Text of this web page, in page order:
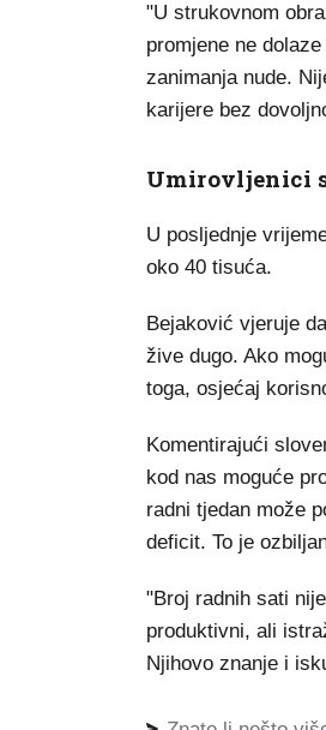
"U strukovnom
promjene ne
zanimanja nude.
karijere bez
Umirovljenici
U posljednje
oko 40 tisuća.
Bejaković vjeruje
žive dugo. Ako
toga, osjećaj
Komentirajući
kod nas moguće
radni tjedan može
deficit. To je
"Broj radnih sati
produktivni, ali
Njihovo znanje i